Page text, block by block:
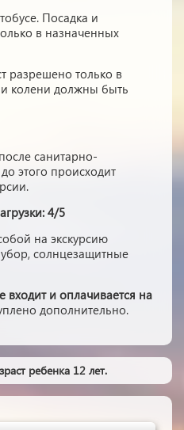
Посадка и
в назначенных
разрешено только в
колени должны быть
санитарно-
этого происходит
4/5
на экскурсию
солнцезащитные
входит и оплачивается на
дополнительно.
ребенка 12 лет.